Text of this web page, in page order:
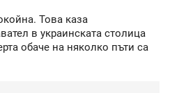
Това каза
в украинската столица
обаче на няколко пъти са